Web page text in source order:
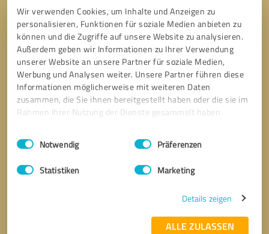
Wir verwenden Cookies, um Inhalte und Anzeigen zu
personalisieren, Funktionen für soziale Medien anbieten zu
können und die Zugriffe auf unsere Website zu analysieren.
Außerdem geben wir Informationen zu Ihrer Verwendung
unserer Website an unsere Partner für soziale Medien,
Werbung und Analysen weiter. Unsere Partner führen diese
Informationen möglicherweise mit weiteren Daten
zusammen, die Sie ihnen bereitgestellt haben oder die sie im
Rahmen Ihrer Nutzung der Dienste gesammelt haben.
Impressum Datenschutzbestimmungen
Einwilligungsauswahl
Notwendig Präferenzen
Statistiken Marketing
Details zeigen
ALLE ZULASSEN
* Erforderliche Angaben